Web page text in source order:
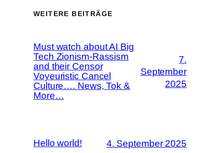
WEITERE BEITRÄGE
Must watch about AI Big
Tech Zionism-Rassism
and their Censor
Voyeuristic Cancel
Culture…. News, Tok &
More…
7.
September
2025
Hello world! 4. September 2025